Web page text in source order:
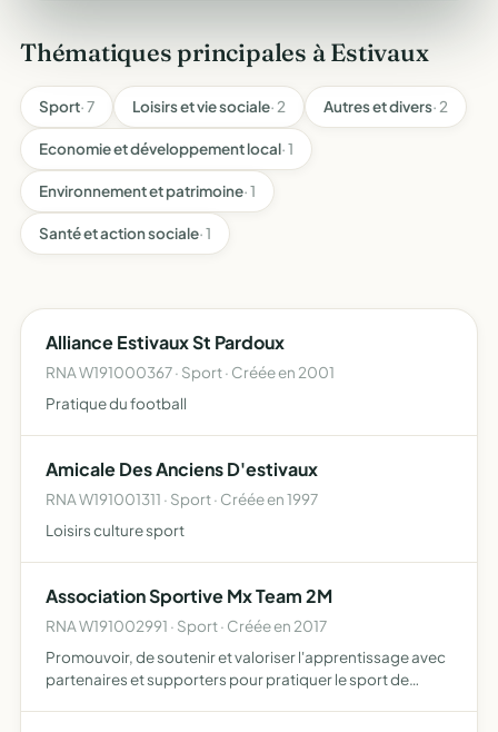
Thématiques principales à Estivaux
Sport· 7 Loisirs et vie sociale· 2 Autres et divers· 2
Economie et développement local· 1
Environnement et patrimoine· 1
Santé et action sociale· 1
Alliance Estivaux St Pardoux
RNA W191000367 · Sport · Créée en 2001
Pratique du football
Amicale Des Anciens D'estivaux
RNA W191001311 · Sport · Créée en 1997
Loisirs culture sport
Association Sportive Mx Team 2M
RNA W191002991 · Sport · Créée en 2017
Promouvoir, de soutenir et valoriser l'apprentissage avec
partenaires et supporters pour pratiquer le sport de